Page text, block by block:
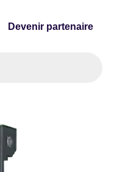
Devenir partenaire